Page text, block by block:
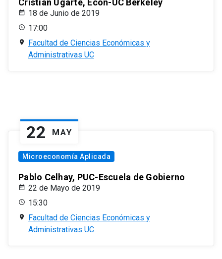
Cristián Ugarte, Econ-UC Berkeley
18 de Junio de 2019
17:00
Facultad de Ciencias Económicas y
Administrativas UC
22 MAY
Microeconomía Aplicada
Pablo Celhay, PUC-Escuela de Gobierno
22 de Mayo de 2019
15:30
Facultad de Ciencias Económicas y
Administrativas UC